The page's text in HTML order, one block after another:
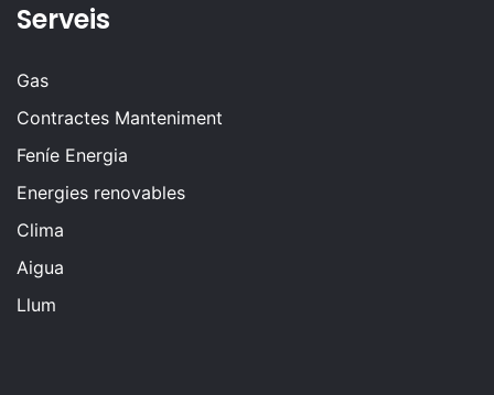
Serveis
Gas
Contractes Manteniment
Feníe Energia
Energies renovables
Clima
Aigua
Llum